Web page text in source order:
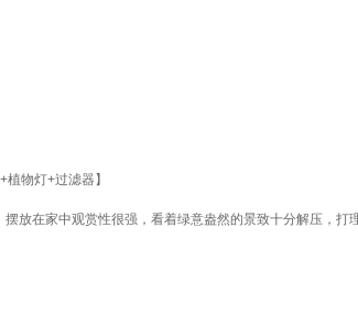
物灯+过滤器】
放在家中观赏性很强，看着绿意盎然的景致十分解压，打